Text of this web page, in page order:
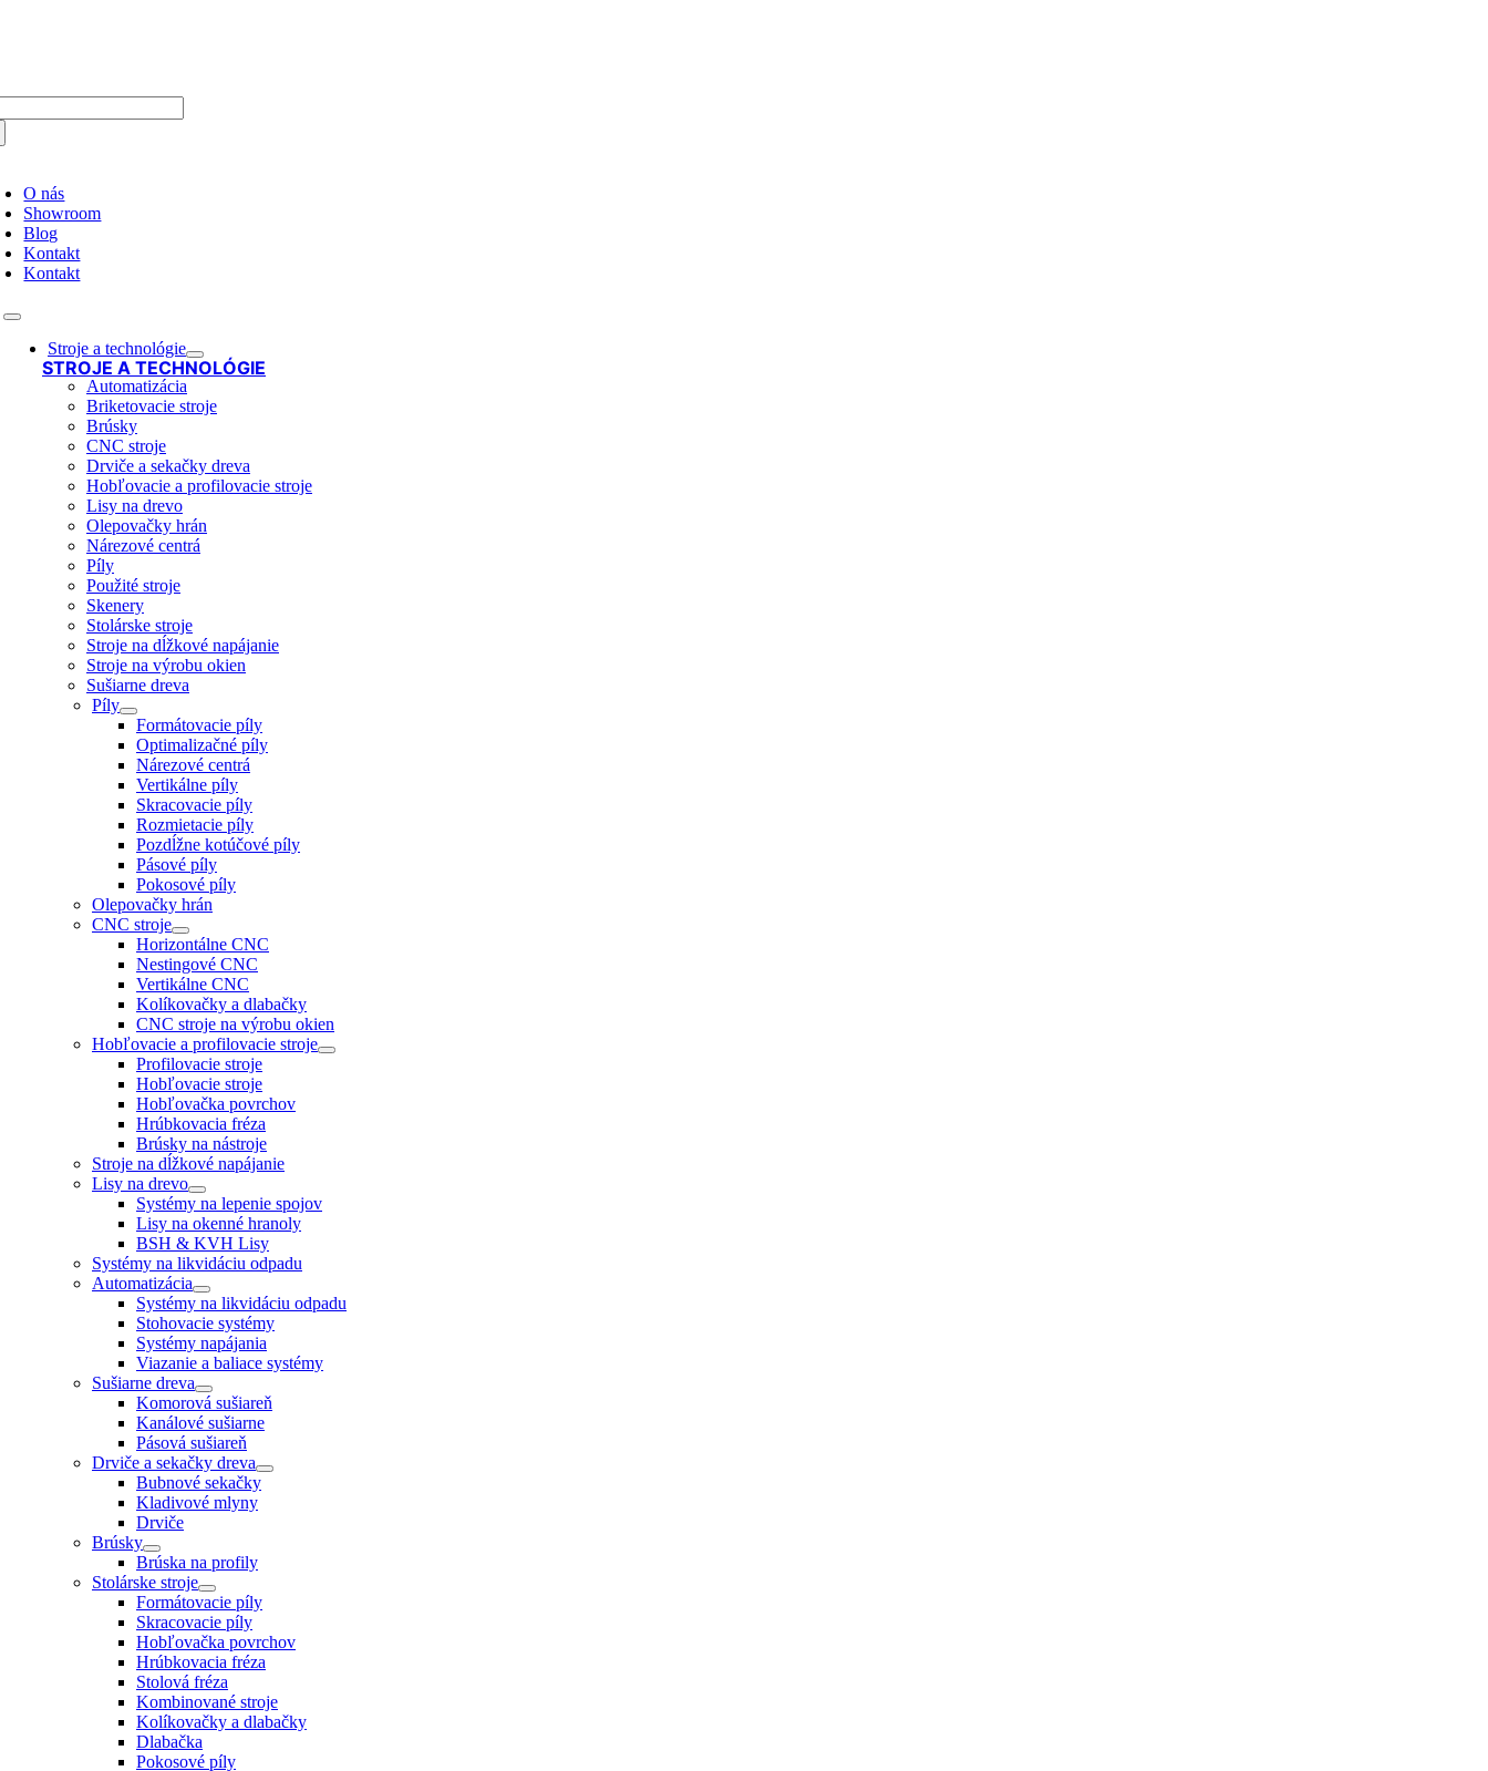
O nás
Showroom
Blog
Kontakt
Kontakt
Toggle
NavigationStroje a technológie
STROJE A TECHNOLÓGIE
Automatizácia
Briketovacie stroje
Brúsky
CNC stroje
Drviče a sekačky dreva
Hobľovacie a profilovacie stroje
Lisy na drevo
Olepovačky hrán
Nárezové centrá
Píly
Použité stroje
Skenery
Stolárske stroje
Stroje na dĺžkové napájanie
Stroje na výrobu okien
Sušiarne dreva
Píly
Formátovacie píly
Optimalizačné píly
Nárezové centrá
Vertikálne píly
Skracovacie píly
Rozmietacie píly
Pozdĺžne kotúčové píly
Pásové píly
Pokosové píly
Olepovačky hrán
CNC stroje
Horizontálne CNC
Nestingové CNC
Vertikálne CNC
Kolíkovačky a dlabačky
CNC stroje na výrobu okien
Hobľovacie a profilovacie stroje
Profilovacie stroje
Hobľovacie stroje
Hobľovačka povrchov
Hrúbkovacia fréza
Brúsky na nástroje
Stroje na dĺžkové napájanie
Lisy na drevo
Systémy na lepenie spojov
Lisy na okenné hranoly
BSH & KVH Lisy
Systémy na likvidáciu odpadu
Automatizácia
Systémy na likvidáciu odpadu
Stohovacie systémy
Systémy napájania
Viazanie a baliace systémy
Sušiarne dreva
Komorová sušiareň
Kanálové sušiarne
Pásová sušiareň
Drviče a sekačky dreva
Bubnové sekačky
Kladivové mlyny
Drviče
Brúsky
Brúska na profily
Stolárske stroje
Formátovacie píly
Skracovacie píly
Hobľovačka povrchov
Hrúbkovacia fréza
Stolová fréza
Kombinované stroje
Kolíkovačky a dlabačky
Dlabačka
Pokosové píly